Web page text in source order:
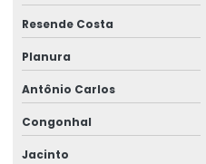
Resende Costa
Planura
Antônio Carlos
Congonhal
Jacinto